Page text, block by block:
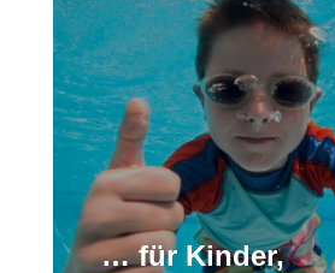
… für Kinder,